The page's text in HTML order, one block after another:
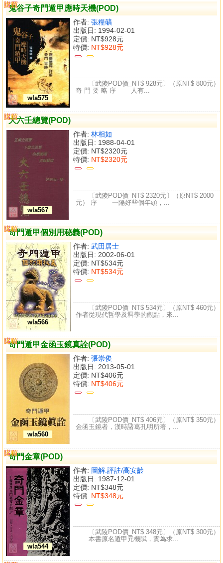
鬼谷子奇門遁甲應時天機(POD)
wla575
作者: 張糧礦
出版日: 1994-02-01
定價: NT$928元
特價: NT$928元
購買
比較
〔武陵POD價_NT$ 928元〕（原NT$ 800元）
奇 門 要 略 序 人有...
大六壬總覽(POD)
wla567
作者: 林相如
出版日: 1988-04-01
定價: NT$2320元
特價: NT$2320元
購買
比較
〔武陵POD價_NT$ 2320元〕（原NT$ 2000
元） 序 一隔好些個年頭，...
奇門遁甲個別用秘義(POD)
wla566
作者: 武田居士
出版日: 2002-06-01
定價: NT$534元
特價: NT$534元
購買
比較
〔武陵POD價_NT$ 534元〕（原NT$ 460元）
作者從現代哲學及科學的觀點，來...
奇門遁甲金函玉鏡真詮(POD)
wla560
作者: 張崇俊
出版日: 2013-05-01
定價: NT$406元
特價: NT$406元
購買
比較
〔武陵POD價_NT$ 406元〕（原NT$ 350元）
金函玉鏡者，漢時諸葛孔明所著，...
奇門金章(POD)
wla544
作者: 圖解.評註/高安齡
出版日: 1987-12-01
定價: NT$348元
特價: NT$348元
購買
比較
〔武陵POD價_NT$ 348元〕（原NT$ 300元）
本書原名遁甲元機賦，實為求...